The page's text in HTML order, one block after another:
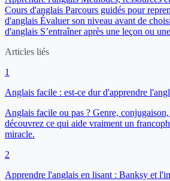
Cours d'anglais Parcours guidés pour
d'anglais Évaluer son niveau avant de
d'anglais S’entraîner après une leçon ou
Articles liés
1
Anglais facile : est-ce dur d'apprendre
Anglais facile ou pas ? Genre,
découvrez ce qui aide vraiment un
miracle.
2
Apprendre l'anglais en lisant : Banksy et